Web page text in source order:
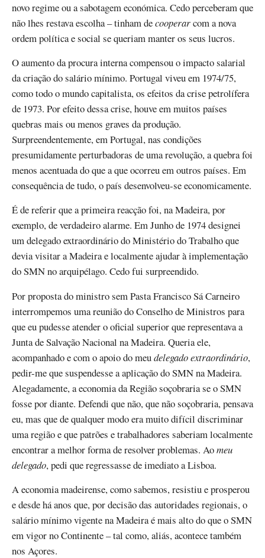
novo regime ou a sabotagem económica. Cedo perceberam que
não lhes restava escolha – tinham decooperarcom a nova
ordem política e social se queriam manter os seus lucros.
O aumento da procura interna compensou o impacto salarial
da criação do salário mínimo. Portugal viveu em 1974/75,
como todo o mundo capitalista, os efeitos da crise petrolífera
de 1973. Por efeito dessa crise, houve em muitos países
quebras mais ou menos graves da produção.
Surpreendentemente, em Portugal, nas condições
presumidamente perturbadoras de uma revolução, a quebra foi
menos acentuada do que a que ocorreu em outros países. Em
consequência de tudo, o país desenvolveu-se economicamente.
É de referir que a primeira reacção foi, na Madeira, por
exemplo, de verdadeiro alarme. Em Junho de 1974 designei
um delegado extraordinário do Ministério do Trabalho que
devia visitar a Madeira e localmente ajudar à implementação
do SMN no arquipélago. Cedo fui surpreendido.
Por proposta do ministro sem Pasta Francisco Sá Carneiro
interrompemos uma reunião do Conselho de Ministros para
que eu pudesse atender o oficial superior que representava a
Junta de Salvação Nacional na Madeira. Queria ele,
acompanhado e com o apoio do meudelegado extraordinário,
pedir-me que suspendesse a aplicação do SMN na Madeira.
Alegadamente, a economia da Região soçobraria se o SMN
fosse por diante. Defendi que não, que não soçobraria, pensava
eu, mas que de qualquer modo era muito difícil discriminar
uma região e que patrões e trabalhadores saberiam localmente
encontrar a melhor forma de resolver problemas. Aomeu
delegado, pedi que regressasse de imediato a Lisboa.
A economia madeirense, como sabemos, resistiu e prosperou
e desde há anos que, por decisão das autoridades regionais, o
salário mínimo vigente na Madeira é mais alto do que o SMN
em vigor no Continente – tal como, aliás, acontece também
nos Açores.